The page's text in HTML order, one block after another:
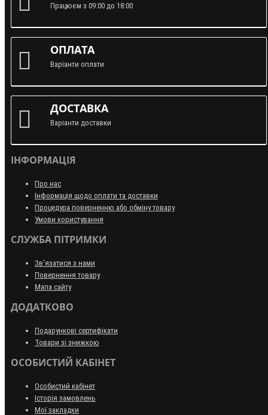
Працюєм з 09:00 до 18:00
ОПЛАТА
Варіанти оплати
ДОСТАВКА
Варіанти доставки
ІНФОРМАЦІЯ
Про нас
Інформація щодо оплати та доставки
Процедура поверненню або обміну товару
Умови користування
СЛУЖБА ПІТРИМКИ
Зв’язатися з нами
Повернення товару
Мапа сайту
ДОДАТКОВО
Подарункові сертифікати
Товари зі знижкою
ОСОБИСТИЙ КАБІНЕТ
Особистий кабінет
Історія замовлень
Мої закладки